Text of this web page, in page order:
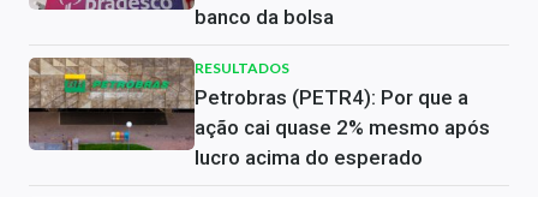
banco da bolsa
RESULTADOS
Petrobras (PETR4): Por que a
ação cai quase 2% mesmo após
lucro acima do esperado